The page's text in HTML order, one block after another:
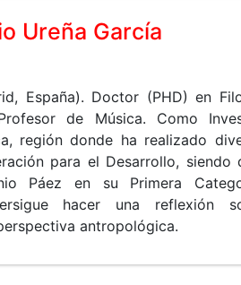
Ureña García
España). Doctor (PHD) en
de Música. Como
región donde ha realizado
para el Desarrollo,
Páez en su Primera
hacer una
antropológica.